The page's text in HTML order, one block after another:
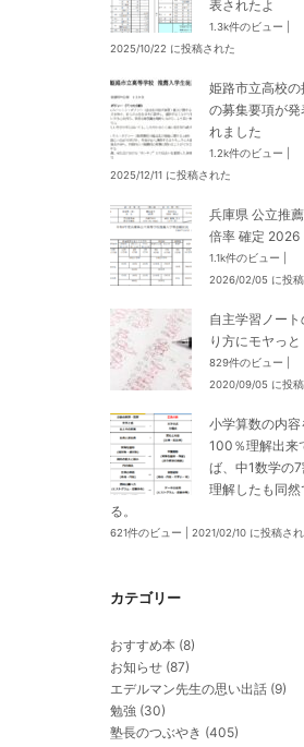
表されたよ
1.3k件のビュー
2025/10/22 に投稿された
姫路市立高校の
の募集要項が発
れました
1.2k件のビュー
2025/12/11 に投稿された
兵庫県 公立推
倍率 確定 2026
1.1k件のビュー
2026/02/05 に投
自主学習ノート
り方にモヤっと
829件のビュー
2020/09/05 に投
小学算数の内容
100％理解出来
ば、中1数学の7
理解したも同然
る。
621件のビュー 2021/02/10 に投稿さ
カテゴリー
おすすめ本 (8)
お知らせ (87)
エデルマン先生の思い出話 (9)
勉強 (30)
塾長のつぶやき (405)